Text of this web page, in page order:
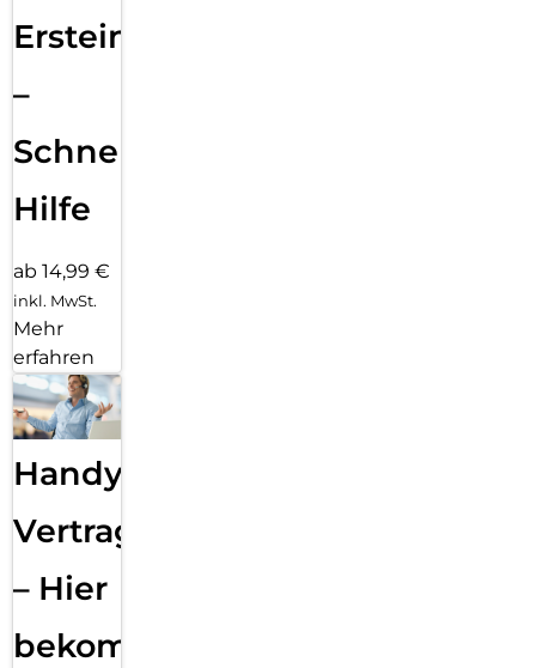
Ersteinrichtung
–
Schnelle
Hilfe
ab 14,99 €
inkl. MwSt.
Mehr
erfahren
Handy
Vertragsabwicklung
– Hier
bekommst